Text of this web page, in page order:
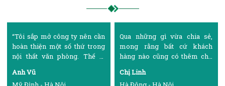
Qua những gì vừa chia sẻ,
mong rằng bất cứ khách
hàng nào cũng có thêm cho
một địa chỉ thi công lắp đặt
Chị Linh
“Ngày xưa, lúc mời lập gia
đình, tôi luôn ước mơ mình có
căn nhà đủ rộng và khang
Thế là tôi miệt mài làm việc
Chị Tuyết